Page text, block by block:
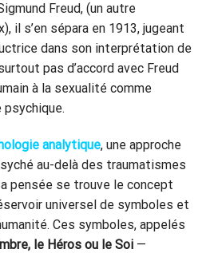
Freud, (un autre
il s’en sépara en 1913, jugeant
dans son interprétation de
pas d’accord avec Freud
à la sexualité comme
analytique, une approche
au-delà des traumatismes
pensée se trouve le concept
universel de symboles et
Ces symboles, appelés
le Héros ou le Soi —